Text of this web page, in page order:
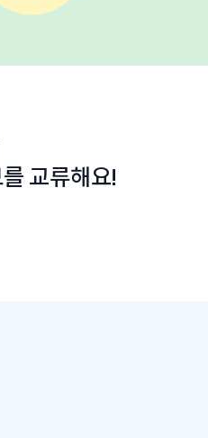
교류해요!